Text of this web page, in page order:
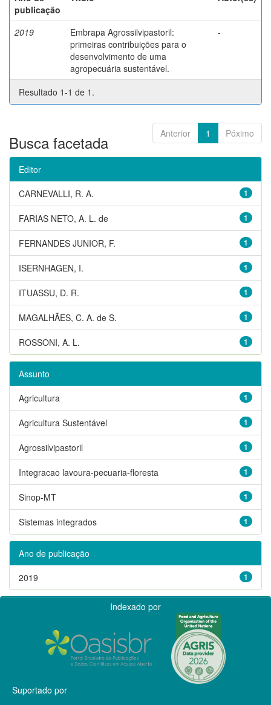
publicação
2019
Embrapa Agrossilvipastoril:
primeiras contribuições para o
desenvolvimento de uma
agropecuária sustentável.
-
Resultado 1-1 de 1.
Anterior 1 Póximo
Busca facetada
Editor
1
CARNEVALLI, R. A.
1
FARIAS NETO, A. L. de
1
FERNANDES JUNIOR, F.
1
ISERNHAGEN, I.
1
ITUASSU, D. R.
1
MAGALHÃES, C. A. de S.
1
ROSSONI, A. L.
Assunto
1
Agricultura
1
Agricultura Sustentável
1
Agrossilvipastoril
1
Integracao lavoura-pecuaria-floresta
1
Sinop-MT
1
Sistemas integrados
Ano de publicação
1
2019
Indexado por
Suportado por